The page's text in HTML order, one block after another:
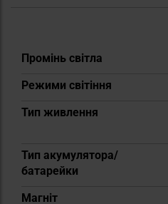
Докладніше
Промінь світла
Режими світіння
Тип живлення
Тип акумулятора/
батарейки
Магніт